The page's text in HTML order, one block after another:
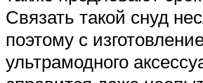
Связать такой снуд
поэтому с
ультрамодного